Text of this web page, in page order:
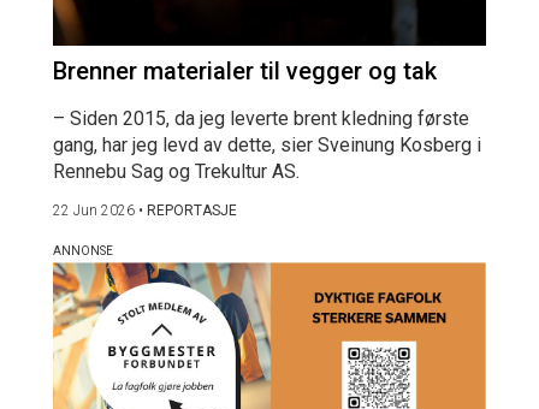
Brenner materialer til vegger og tak
– Siden 2015, da jeg leverte brent kledning første
gang, har jeg levd av dette, sier Sveinung Kosberg i
Rennebu Sag og Trekultur AS.
22 Jun 2026 • REPORTASJE